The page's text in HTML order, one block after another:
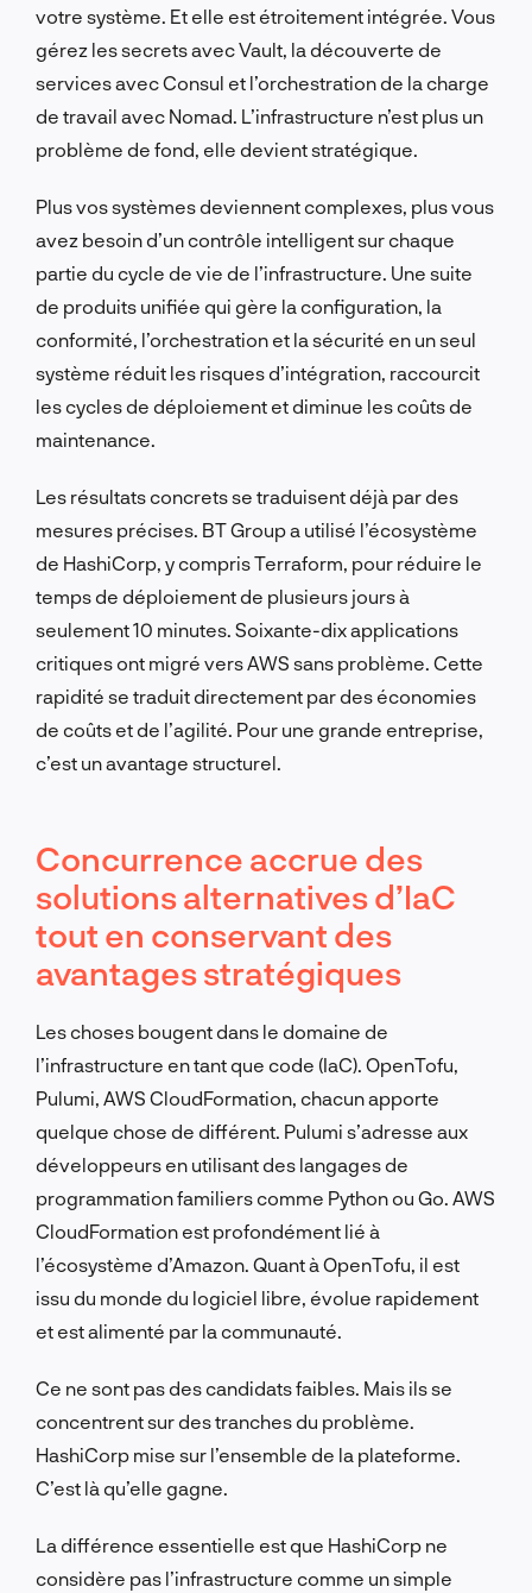
votre système. Et elle est étroitement intégrée. Vous
gérez les secrets avec Vault, la découverte de
services avec Consul et l’orchestration de la charge
de travail avec Nomad. L’infrastructure n’est plus un
problème de fond, elle devient stratégique.
Plus vos systèmes deviennent complexes, plus vous
avez besoin d’un contrôle intelligent sur chaque
partie du cycle de vie de l’infrastructure. Une suite
de produits unifiée qui gère la configuration, la
conformité, l’orchestration et la sécurité en un seul
système réduit les risques d’intégration, raccourcit
les cycles de déploiement et diminue les coûts de
maintenance.
Les résultats concrets se traduisent déjà par des
mesures précises. BT Group a utilisé l’écosystème
de HashiCorp, y compris Terraform, pour réduire le
temps de déploiement de plusieurs jours à
seulement 10 minutes. Soixante-dix applications
critiques ont migré vers AWS sans problème. Cette
rapidité se traduit directement par des économies
de coûts et de l’agilité. Pour une grande entreprise,
c’est un avantage structurel.
Concurrence accrue des
solutions alternatives d’IaC
tout en conservant des
avantages stratégiques
Les choses bougent dans le domaine de
l’infrastructure en tant que code (IaC). OpenTofu,
Pulumi, AWS CloudFormation, chacun apporte
quelque chose de différent. Pulumi s’adresse aux
développeurs en utilisant des langages de
programmation familiers comme Python ou Go. AWS
CloudFormation est profondément lié à
l’écosystème d’Amazon. Quant à OpenTofu, il est
issu du monde du logiciel libre, évolue rapidement
et est alimenté par la communauté.
Ce ne sont pas des candidats faibles. Mais ils se
concentrent sur des tranches du problème.
HashiCorp mise sur l’ensemble de la plateforme.
C’est là qu’elle gagne.
La différence essentielle est que HashiCorp ne
considère pas l’infrastructure comme un simple